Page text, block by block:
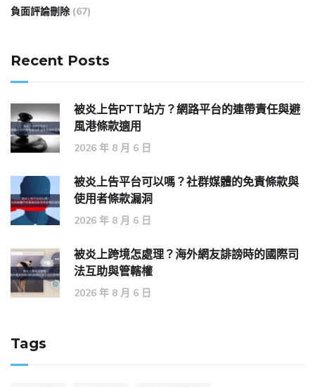
負面評論刪除 (67)
Recent Posts
被炎上告PTT站方？網路平台的連帶責任與避
風港條款適用
2026 年 8 月 6 日
被炎上告平台可以嗎？社群媒體的免責條款與
使用者條款漏洞
2026 年 8 月 6 日
被炎上跨境怎處理？海外網友誹謗時的國際司
法互助與管轄權
2026 年 8 月 6 日
Tags